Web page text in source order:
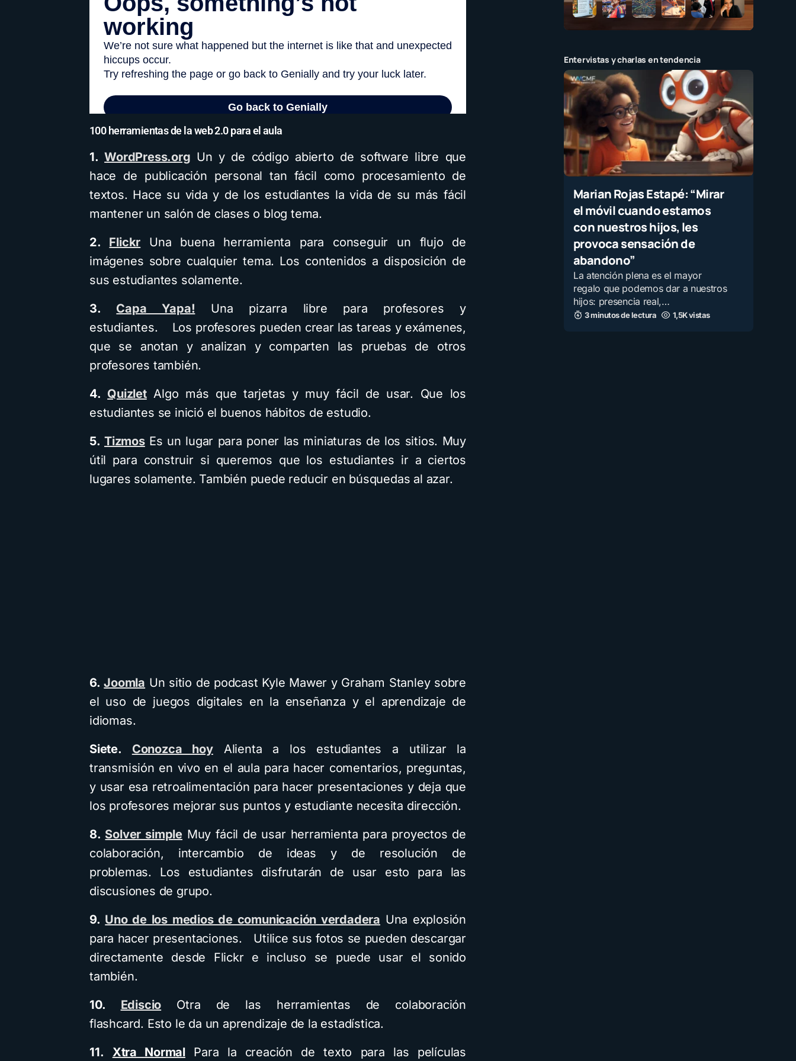
100 herramientas de la web 2.0 para el aula
1.WordPress.org Un y de código abierto de software libre que
hace de publicación personal tan fácil como procesamiento de
textos. Hace su vida y de los estudiantes la vida de su más fácil
mantener un salón de clases o blog tema.
2. Flickr Una buena herramienta para conseguir un flujo de
imágenes sobre cualquier tema. Los contenidos a disposición de
sus estudiantes solamente.
3. Capa Yapa! Una pizarra libre para profesores y
estudiantes. Los profesores pueden crear las tareas y exámenes,
que se anotan y analizan y comparten las pruebas de otros
profesores también.
4. QuizletAlgo más que tarjetas y muy fácil de usar. Que los
estudiantes se inició el buenos hábitos de estudio.
5. TizmosEs un lugar para poner las miniaturas de los sitios. Muy
útil para construir si queremos que los estudiantes ir a ciertos
lugares solamente. También puede reducir en búsquedas al azar.
6.Joomla Un sitio de podcast Kyle Mawer y Graham Stanley sobre
el uso de juegos digitales en la enseñanza y el aprendizaje de
idiomas.
Siete. Conozca hoyAlienta a los estudiantes a utilizar la
transmisión en vivo en el aula para hacer comentarios, preguntas,
y usar esa retroalimentación para hacer presentaciones y deja que
los profesores mejorar sus puntos y estudiante necesita dirección.
8. Solver simpleMuy fácil de usar herramienta para proyectos de
colaboración, intercambio de ideas y de resolución de
problemas. Los estudiantes disfrutarán de usar esto para las
discusiones de grupo.
9. Uno de los medios de comunicación verdadera Una explosión
para hacer presentaciones. Utilice sus fotos se pueden descargar
directamente desde Flickr e incluso se puede usar el sonido
también.
10. Ediscio Otra de las herramientas de colaboración
flashcard. Esto le da un aprendizaje de la estadística.
11.
Xtra Normal Para la creación de texto para las películas
Entervistas y charlas en tendencia
Marian Rojas Estapé: “Mirar
el móvil cuando estamos
con nuestros hijos, les
provoca sensación de
abandono”
La atención plena es el mayor
regalo que podemos dar a nuestros
hijos: presencia real,…
3 minutos de lectura 1,5K vistas